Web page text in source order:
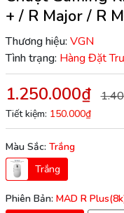
+ / R Major / R
Thương hiệu: VGN
Tình trạng: Hàng Đặt
1.250.000₫
Tiết kiệm: 150.000₫
Màu Sắc: Trắng
Trắng
Phiên Bản: MAD R